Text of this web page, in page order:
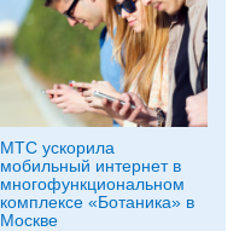
МТС ускорила
мобильный интернет в
многофункциональном
комплексе «Ботаника» в
Москве